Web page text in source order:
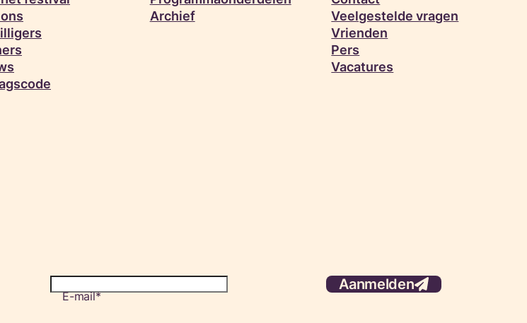
Archief
Veelgestelde vragen
Vrienden
Pers
Vacatures
E-mail
Aanmelden